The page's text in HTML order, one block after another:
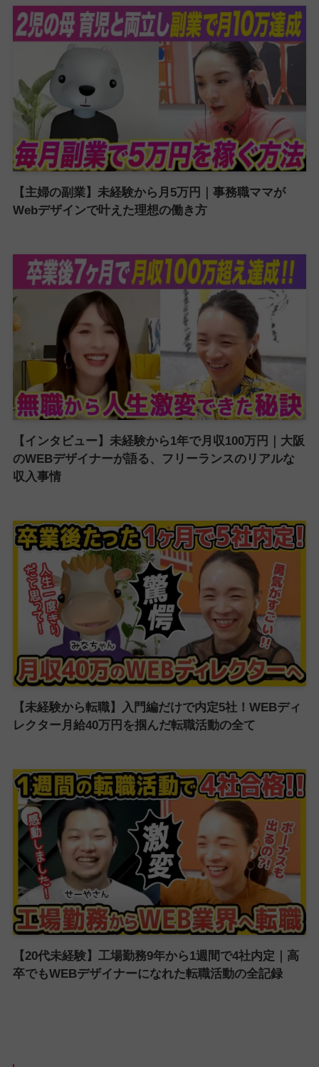
【主婦の副業】未経験から月5万円｜事務職ママが
Webデザインで叶えた理想の働き方
【インタビュー】未経験から1年で月収100万円｜大阪
のWEBデザイナーが語る、フリーランスのリアルな
収入事情
【未経験から転職】入門編だけで内定5社！WEBディ
レクター月給40万円を掴んだ転職活動の全て
【20代未経験】工場勤務9年から1週間で4社内定｜高
卒でもWEBデザイナーになれた転職活動の全記録